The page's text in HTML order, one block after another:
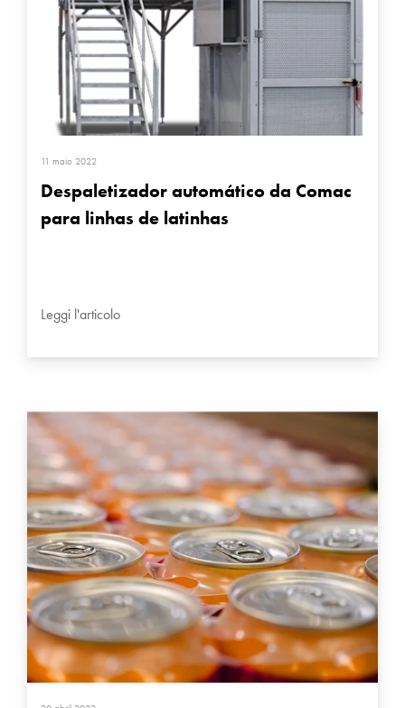
11 maio 2022
Despaletizador automático da Comac
para linhas de latinhas
Leggi l'articolo